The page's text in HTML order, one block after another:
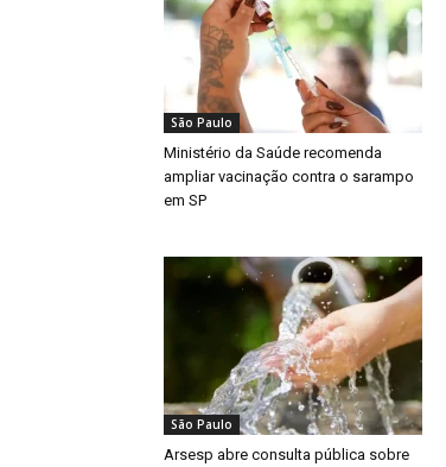
São Paulo
Ministério da Saúde recomenda
ampliar vacinação contra o sarampo
em SP
São Paulo
Arsesp abre consulta pública sobre